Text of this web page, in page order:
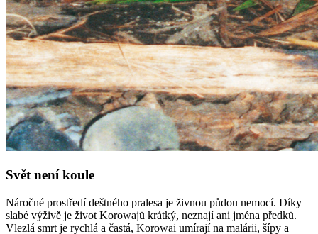
Svět není koule
Náročné prostředí deštného pralesa je živnou půdou nemocí. Díky
slabé výživě je život Korowajů krátký, neznají ani jména předků.
Vlezlá smrt je rychlá a častá, Korowai umírají na malárii, šípy a